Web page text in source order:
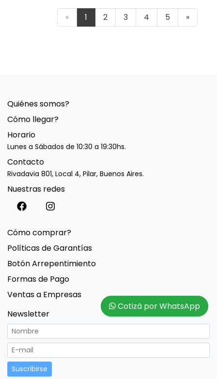
« 1 2 3 4 5 »
Quiénes somos?
Cómo llegar?
Horario
Lunes a Sábados de 10:30 a 19:30hs.
Contacto
Rivadavia 801, Local 4, Pilar, Buenos Aires.
Nuestras redes
Cómo comprar?
Políticas de Garantías
Botón Arrepentimiento
Formas de Pago
Ventas a Empresas
Newsletter
Cotizá por WhatsApp